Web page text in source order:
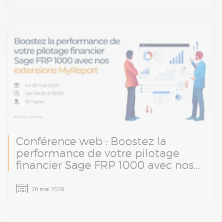
Conférence web : Boostez la
performance de votre pilotage
financier Sage FRP 1000 avec nos
Vous utilisez Sage FRP 1000 mais vos
données restent difficiles à exploiter au
28 mai 2026